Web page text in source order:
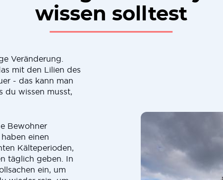
wissen solltest
Veränderung.
mit den Lilien des
- das kann man
du wissen musst,
Bewohner
einen
Kälteperioden,
täglich geben. In
ein, um